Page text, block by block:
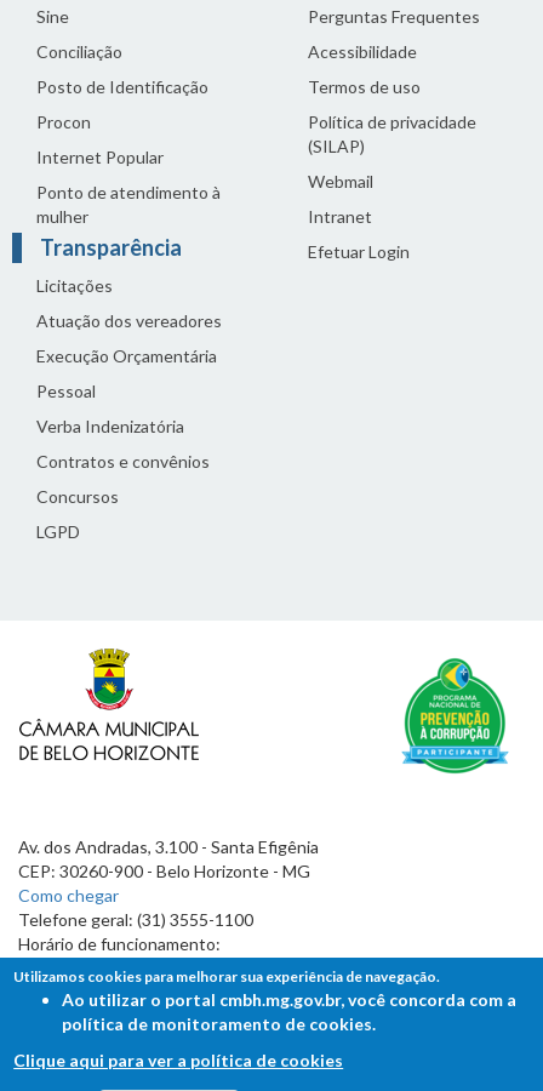
Sine
Conciliação
Posto de Identificação
Procon
Internet Popular
Ponto de atendimento à
mulher
Transparência
Licitações
Atuação dos vereadores
Execução Orçamentária
Pessoal
Verba Indenizatória
Contratos e convênios
Concursos
LGPD
Perguntas Frequentes
Acessibilidade
Termos de uso
Política de privacidade
(SILAP)
Webmail
Intranet
Efetuar Login
Av. dos Andradas, 3.100 - Santa Efigênia
CEP: 30260-900 - Belo Horizonte - MG
Como chegar
Telefone geral: (31) 3555-1100
Horário de funcionamento:
7h às 19h
Utilizamos cookies para melhorar sua experiência de navegação.
Ao utilizar o portal cmbh.mg.gov.br, você concorda com a
política de monitoramento de cookies.
Clique aqui para ver a política de cookies